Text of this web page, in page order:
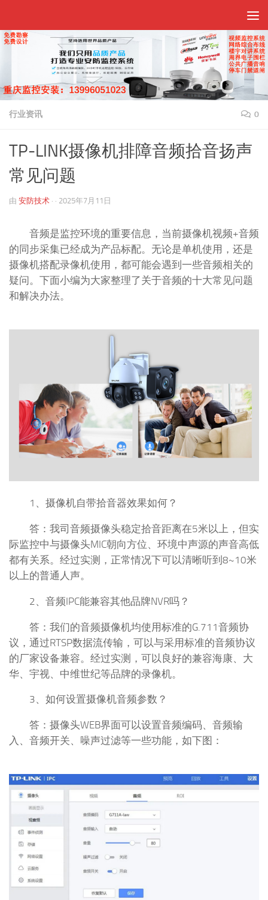
行业资讯 0
TP-LINK摄像机排障音频拾音扬声
常见问题
由 安防技术 · · 2025年7月11日
音频是监控环境的重要信息，当前摄像机视频+音频
的同步采集已经成为产品标配。无论是单机使用，还是
摄像机搭配录像机使用，都可能会遇到一些音频相关的
疑问。下面小编为大家整理了关于音频的十大常见问题
和解决办法。
1、摄像机自带拾音器效果如何？
答：我司音频摄像头稳定拾音距离在5米以上，但实
际监控中与摄像头MIC朝向方位、环境中声源的声音高低
都有关系。经过实测，正常情况下可以清晰听到8~10米
以上的普通人声。
2、音频IPC能兼容其他品牌NVR吗？
答：我们的音频摄像机均使用标准的G.711音频协
议，通过RTSP数据流传输，可以与采用标准的音频协议
的厂家设备兼容。经过实测，可以良好的兼容海康、大
华、宇视、中维世纪等品牌的录像机。
3、如何设置摄像机音频参数？
答：摄像头WEB界面可以设置音频编码、音频输
入、音频开关、噪声过滤等一些功能，如下图：